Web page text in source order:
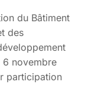
du Bâtiment
des
6 novembre
participation